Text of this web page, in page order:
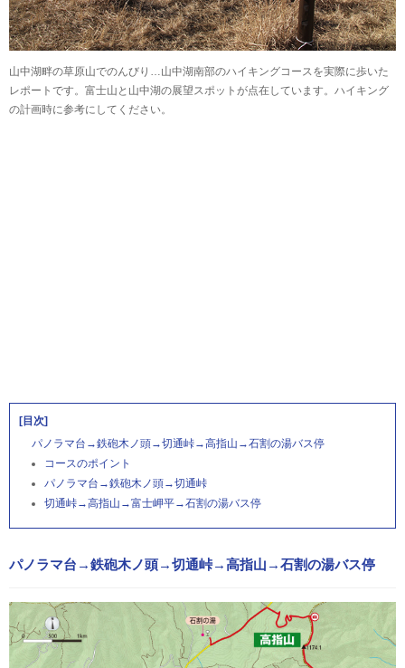
山中湖畔の草原山でのんびり…山中湖南部のハイキングコースを実際に歩いた
レポートです。富士山と山中湖の展望スポットが点在しています。ハイキング
の計画時に参考にしてください。
[目次]
パノラマ台→鉄砲木ノ頭→切通峠→高指山→石割の湯バス停
コースのポイント
パノラマ台→鉄砲木ノ頭→切通峠
切通峠→高指山→富士岬平→石割の湯バス停
パノラマ台→鉄砲木ノ頭→切通峠→高指山→石割の湯バス停